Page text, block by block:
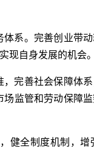
系。完善创业带
现自身发展的机会。
完善社会保障体
监管和劳动保障
健全制度机制，